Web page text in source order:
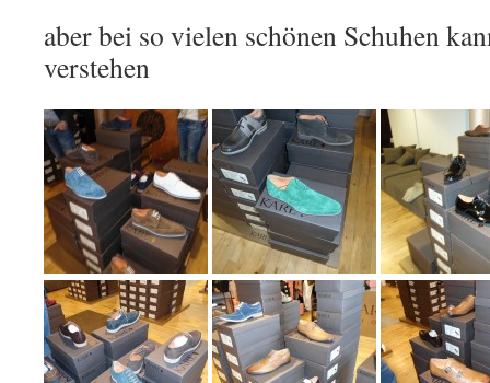
aber bei so vielen schönen Schuhen
verstehen